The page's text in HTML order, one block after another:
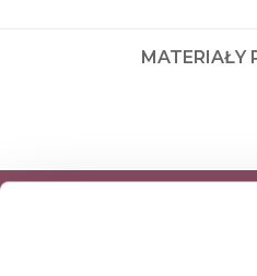
MATERIAŁY
ZAPISZ SIĘ
NASZE